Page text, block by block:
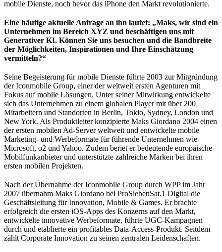
mobile Dienste, noch bevor das iPhone den Markt revolutionierte.
Eine häufige aktuelle Anfrage an ihn lautet: „Maks, wir sind ein
Unternehmen im Bereich XYZ und beschäftigen uns mit
Generativer KI. Können Sie uns besuchen und die Bandbreite
der Möglichkeiten, Inspirationen und Ihre Einschätzung
vermitteln?“
Seine Begeisterung für mobile Dienste führte 2003 zur Mitgründung
der Iconmobile Group, einer der weltweit ersten Agenturen mit
Fokus auf mobile Lösungen. Unter seiner Mitwirkung entwickelte
sich das Unternehmen zu einem globalen Player mit über 200
Mitarbeitern und Standorten in Berlin, Tokio, Sydney, London und
New York. Als Produktleiter konzipierte Maks Giordano 2004 einen
der ersten mobilen Ad-Server weltweit und entwickelte mobile
Marketing- und Werbeformate für führende Unternehmen wie
Microsoft, o2 und Yahoo. Zudem beriet er bedeutende europäische
Mobilfunkanbieter und unterstützte zahlreiche Marken bei ihren
ersten mobilen Projekten.
Nach der Übernahme der Iconmobile Group durch WPP im Jahr
2007 übernahm Maks Giordano bei ProSiebenSat.1 Digital die
Geschäftsleitung für Innovation, Mobile & Games. Er brachte
erfolgreich die ersten iOS-Apps des Konzerns auf den Markt,
entwickelte innovative Werbeformate, führte UGC-Kampagnen
durch und etablierte ein profitables Data-Access-Produkt. Seitdem
zählt Corporate Innovation zu seinen zentralen Leidenschaften.